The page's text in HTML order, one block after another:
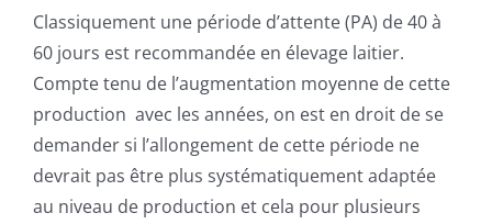
NEWS
CONTACT
Classiquement une période d’attente (PA) de 40 à
60 jours est recommandée en élevage laitier.
Compte tenu de l’augmentation moyenne de cette
production avec les années, on est en droit de se
demander si l’allongement de cette période ne
devrait pas être plus systématiquement adaptée
au niveau de production et cela pour plusieurs